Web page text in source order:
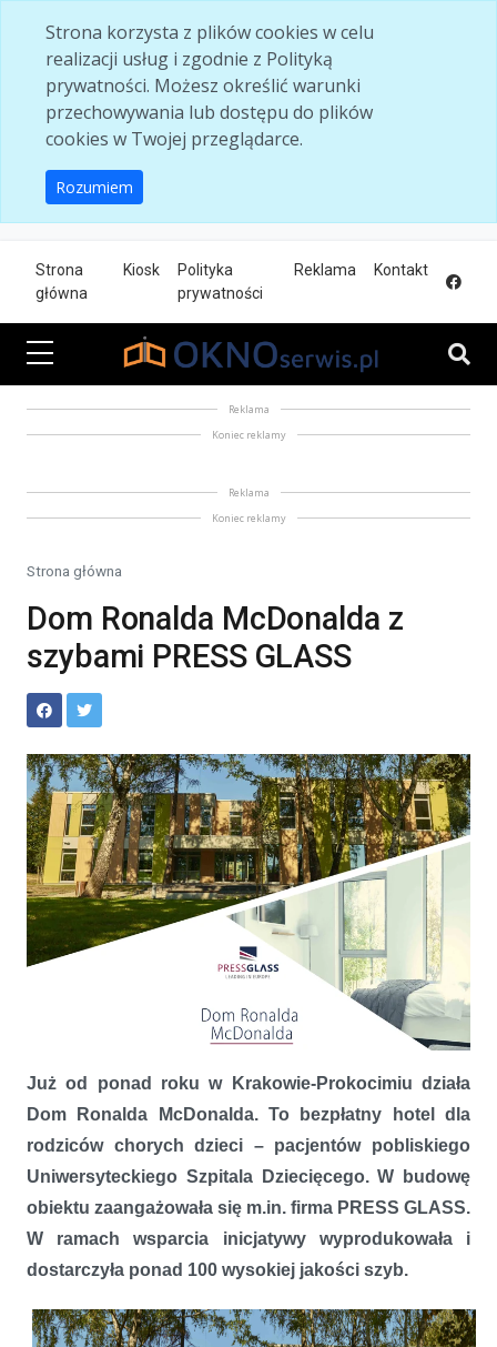
Strona korzysta z plików cookies w celu
realizacji usług i zgodnie z Polityką
prywatności. Możesz określić warunki
przechowywania lub dostępu do plików
cookies w Twojej przeglądarce.
Rozumiem
Strona
główna
Kiosk
Polityka
prywatności
Reklama Kontakt
Reklama
Koniec reklamy
Reklama
Koniec reklamy
Strona główna
Dom Ronalda McDonalda z
szybami PRESS GLASS
Dom Ronalda McDonalda z szybami PRESS GLASS
Już od ponad roku w Krakowie-Prokocimiu działa
Dom Ronalda McDonalda. To bezpłatny hotel dla
rodziców chorych dzieci – pacjentów pobliskiego
Uniwersyteckiego Szpitala Dziecięcego. W budowę
obiektu zaangażowała się m.in. firma PRESS GLASS.
W ramach wsparcia inicjatywy wyprodukowała i
dostarczyła ponad 100 wysokiej jakości szyb.